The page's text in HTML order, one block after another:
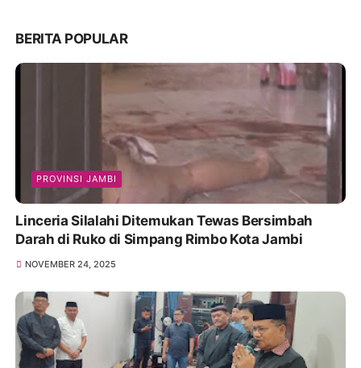
BERITA POPULAR
PROVINSI JAMBI
Linceria Silalahi Ditemukan Tewas Bersimbah
Darah di Ruko di Simpang Rimbo Kota Jambi
NOVEMBER 24, 2025